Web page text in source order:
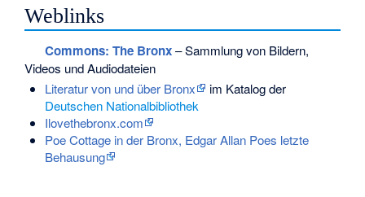
Weblinks
Commons: The Bronx– Sammlung von Bildern,
Videos und Audiodateien
Literatur von und über Bronx
im Katalog der
Deutschen Nationalbibliothek
Ilovethebronx.com
Poe Cottage in der Bronx, Edgar Allan Poes letzte
Behausung